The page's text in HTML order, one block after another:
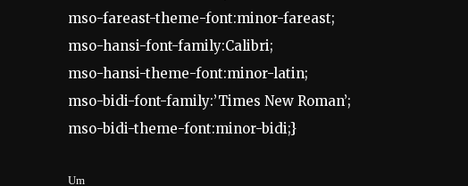
mso-fareast-theme-font:minor-fareast;
mso-hansi-font-family:Calibri;
mso-hansi-theme-font:minor-latin;
mso-bidi-font-family:’Times New Roman’;
mso-bidi-theme-font:minor-bidi;}
Um